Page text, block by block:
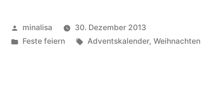
nächste
Vorweihnachtszeit“
Veröffentlicht
von
minalisa
30. Dezember 2013
Veröffentlicht
Feste feiern Schlagwörter:
Adventskalender, Weihnachten